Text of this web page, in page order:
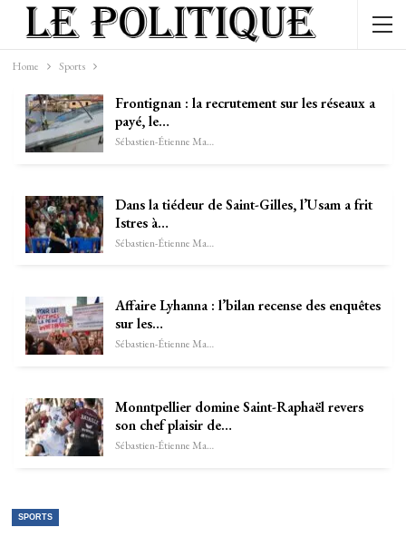
Home Sports
Frontignan : la recrutement sur les réseaux a
payé, le…
Sébastien-Étienne Marechal
Dans la tiédeur de Saint-Gilles, l’Usam a frit
Istres à…
Sébastien-Étienne Marechal
Affaire Lyhanna : l’bilan recense des enquêtes
sur les…
Sébastien-Étienne Marechal
Monntpellier domine Saint-Raphaël revers
son chef plaisir de…
Sébastien-Étienne Marechal
SPORTS